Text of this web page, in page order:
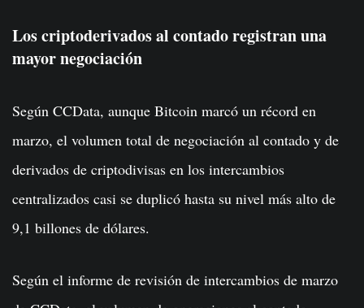
Los criptoderivados al contado registran una
mayor negociación
Según CCData, aunque Bitcoin marcó un récord en
marzo, el volumen total de negociación al contado y de
derivados de criptodivisas en los intercambios
centralizados casi se duplicó hasta su nivel más alto de
9,1 billones de dólares.
Según el informe de revisión de intercambios de marzo